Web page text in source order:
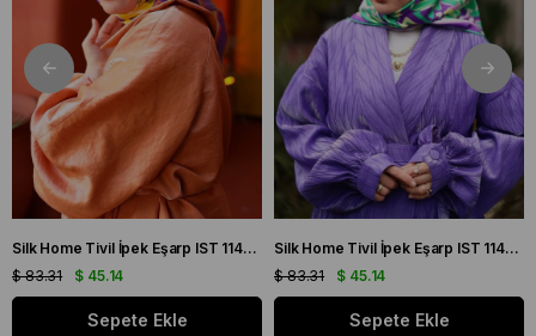
Silk Home Tivil İpek Eşarp IST 11427 - 22 Sarı, Mor, Turuncu, Yeşil
$ 45.14
$ 83.31
Sepete Ekle
Silk Home Tivil İpek Eşarp IST 11427 - 15 Mor, Pembe, Yeşil, Sarı
$ 45.14
$ 83.31
Sepete Ekle